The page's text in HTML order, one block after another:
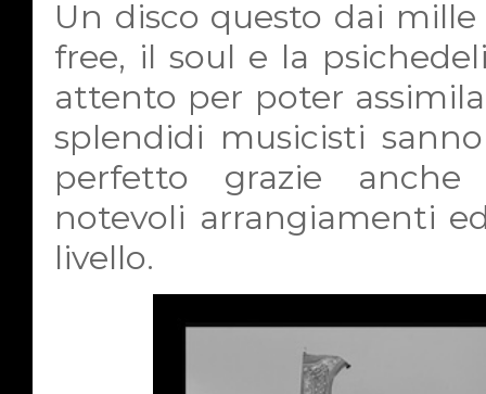
Un disco questo dai
free, il soul e la
attento per poter
splendidi musicisti
perfetto grazie anche
notevoli arrangiamenti
livello.